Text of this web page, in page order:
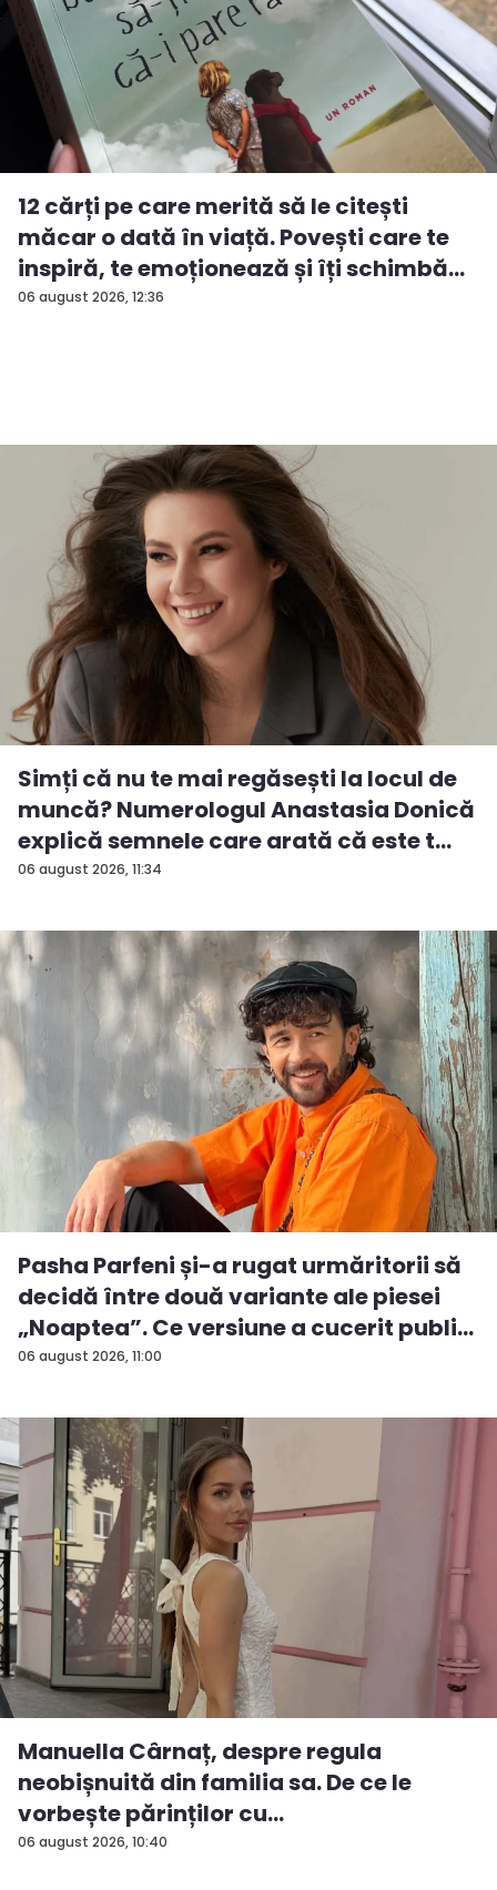
06 august 2026, 12:36
12 cărți pe care merită să le citești
măcar o dată în viață. Povești care te
inspiră, te emoționează și îți schimbă...
06 august 2026, 11:34
Simți că nu te mai regăsești la locul de
muncă? Numerologul Anastasia Donică
explică semnele care arată că este t...
06 august 2026, 11:00
Pasha Parfeni și-a rugat urmăritorii să
decidă între două variante ale piesei
„Noaptea”. Ce versiune a cucerit publi...
06 august 2026, 10:40
Manuella Cârnaț, despre regula
neobișnuită din familia sa. De ce le
vorbește părinților cu
„dumneavoastră...